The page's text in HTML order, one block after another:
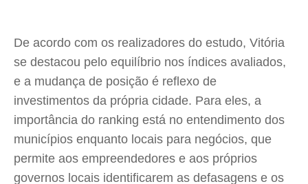
De acordo com os realizadores do estudo, Vitória
se destacou pelo equilíbrio nos índices avaliados,
e a mudança de posição é reflexo de
investimentos da própria cidade. Para eles, a
importância do ranking está no entendimento dos
municípios enquanto locais para negócios, que
permite aos empreendedores e aos próprios
governos locais identificarem as defasagens e os